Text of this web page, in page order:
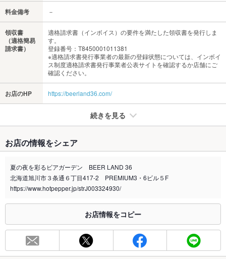
料金備考 －
領収書
（適格簡易
請求書）
適格請求書（インボイス）の要件を満たした領収書を発行しま
す。
登録番号：T8450001011381
※適格請求書発行事業者の最新の登録状態については、インボイ
ス制度適格請求書発行事業者公表サイトを確認するか店舗にご
確認ください。
お店のHP https://beerland36.com/
続きを見る
禁煙・喫煙 全席喫煙可
喫煙専用室 なし
※2020年4月1日～受動喫煙対策に関する法律が施行されています。正しい情報はお店へお問い
総席数 80席
最大宴会収
80人
お店の情報をシェア
夏の夜を彩るビアガーデン BEER LAND 36
北海道旭川市３条通６丁目417-2 PREMIUM3・6ビル５F
https://www.hotpepper.jp/strJ003324930/
お店情報をコピー